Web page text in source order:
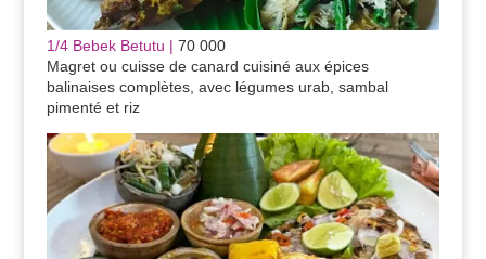
1/4 Bebek Betutu | 70 000
Magret ou cuisse de canard cuisiné aux épices
balinaises complètes, avec légumes urab, sambal
pimenté et riz